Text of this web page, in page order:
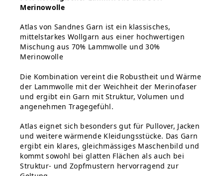
Merinowolle
Atlas von Sandnes Garn ist ein klassisches,
mittelstarkes Wollgarn aus einer hochwertigen
Mischung aus 70% Lammwolle und 30%
Merinowolle
Die Kombination vereint die Robustheit und Wärme
der Lammwolle mit der Weichheit der Merinofaser
und ergibt ein Garn mit Struktur, Volumen und
angenehmen Tragegefühl.
Atlas eignet sich besonders gut für Pullover, Jacken
und weitere wärmende Kleidungsstücke. Das Garn
ergibt ein klares, gleichmässiges Maschenbild und
kommt sowohl bei glatten Flächen als auch bei
Struktur- und Zopfmustern hervorragend zur